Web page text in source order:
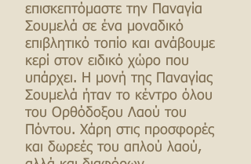
επισκεπτόμαστε την Παναγία
Σουμελά σε ένα μοναδικό
επιβλητικό τοπίο και ανάβουμε
κερί στον ειδικό χώρο που
υπάρχει. Η μονή της Παναγίας
Σουμελά ήταν το κέντρο όλου
του Ορθόδοξου Λαού του
Πόντου. Χάρη στις προσφορές
και δωρεές του απλού λαού,